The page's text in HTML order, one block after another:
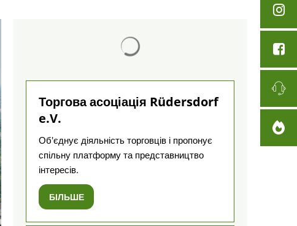
Торгова асоціація Rüdersdorf
e.V.
Об'єднує діяльність торговців і пропонує
спільну платформу та представництво
інтересів.
БІЛЬШЕ